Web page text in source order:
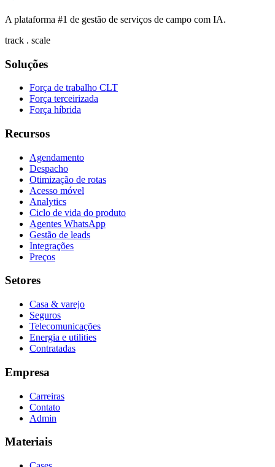
A plataforma #1 de gestão de serviços de campo com IA.
track . scale
Soluções
Força de trabalho CLT
Força terceirizada
Força híbrida
Recursos
Agendamento
Despacho
Otimização de rotas
Acesso móvel
Analytics
Ciclo de vida do produto
Agentes WhatsApp
Gestão de leads
Integrações
Preços
Setores
Casa & varejo
Seguros
Telecomunicações
Energia e utilities
Contratadas
Empresa
Carreiras
Contato
Admin
Materiais